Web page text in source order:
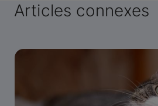
Articles connexes